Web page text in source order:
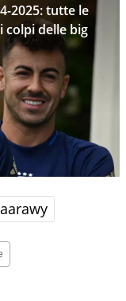
2025: tutte le
colpi delle big